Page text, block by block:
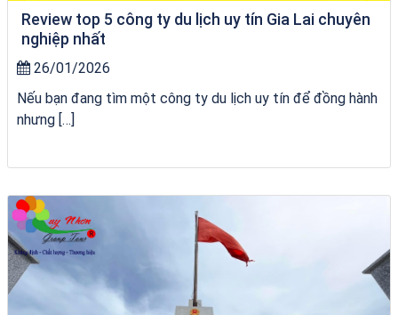
Review top 5 công ty du lịch uy tín Gia Lai chuyên
nghiệp nhất
26/01/2026
Nếu bạn đang tìm một công ty du lịch uy tín để đồng hành
nhưng […]